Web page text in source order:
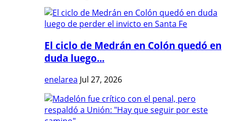
El ciclo de Medrán en Colón quedó en
duda luego...
enelarea Jul 27, 2026